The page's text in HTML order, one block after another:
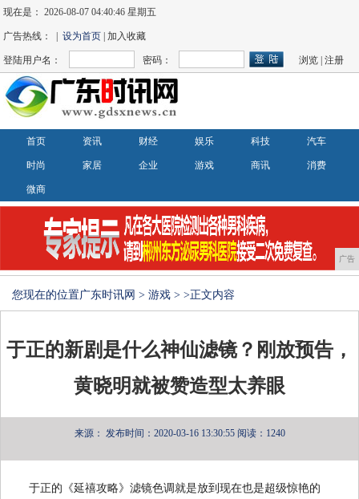
现在是：2026-08-07 04:40:46 星期五
广告热线： |设为首页 | 加入收藏
登陆用户名： 密码： 浏览 |注册
首页 资讯 财经 娱乐 科技 汽车
时尚 家居 企业 游戏 商讯 消费
微商
广告
您现在的位置广东时讯网 > 游戏 > >正文内容
于正的新剧是什么神仙滤镜？刚放预告，
黄晓明就被赞造型太养眼
来源： 发布时间：2020-03-16 13:30:55 阅读：1240
于正的《延禧攻略》滤镜色调就是放到现在也是超级惊艳的